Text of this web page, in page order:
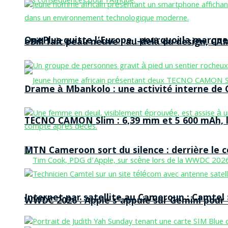
OnePlus quitte l’Europe : pourquoi la
TECNO CAMON Slim : 6,39 mm et 5 600
WWDC 2026 : Apple s’appuie sur Gemini
eBill fait peau neuve : au-delà du design,
Drame à Mbankolo : une activité interne de
MTN Cameroon sort du silence : derrière le
Internet par satellite au Cameroun :